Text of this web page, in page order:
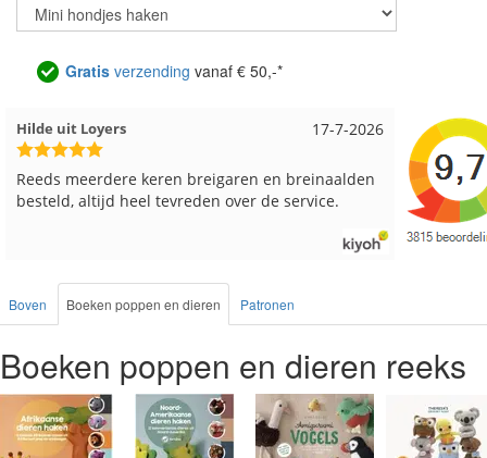
Gratis verzending vanaf € 50,-*
en keurig verpakt. Top.
Nell uit Beuningen
Goed verpakt en
Boven Boeken poppen en dieren Patronen
Boeken poppen en dieren reeks